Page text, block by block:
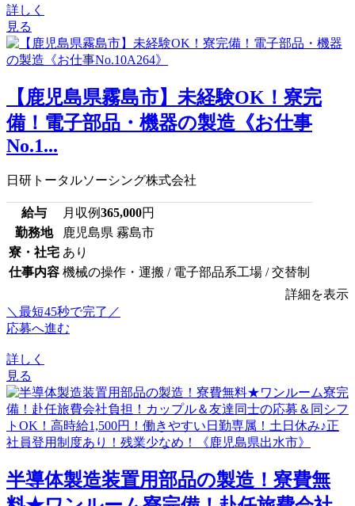
詳しく
見る
【鹿児島県霧島市】未経験OK！寮完
備！電子部品・機器の製造《お仕事
No.1...
日研トータルソーシング株式会社
給与 月収例365,000円
勤務地
鹿児島県 霧島市
寮・社宅 あり
仕事内容 機械の操作・運搬 / 電子部品系工場 / 交替制
詳細を表示
＼最短45秒で完了／
応募へ進む
詳しく
見る
半導体製造装置用部品の製造！寮費無